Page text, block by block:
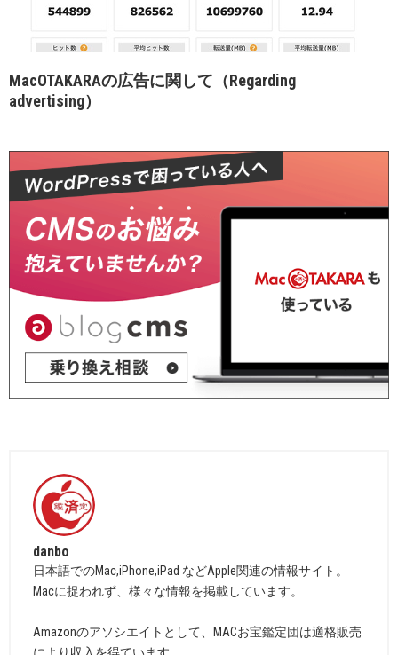
MacOTAKARAの広告に関して（Regarding
advertising）
danbo
日本語でのMac,iPhone,iPad などApple関連の情報サイト。
Macに捉われず、様々な情報を掲載しています。
Amazonのアソシエイトとして、MACお宝鑑定団は適格販売
により収入を得ています。